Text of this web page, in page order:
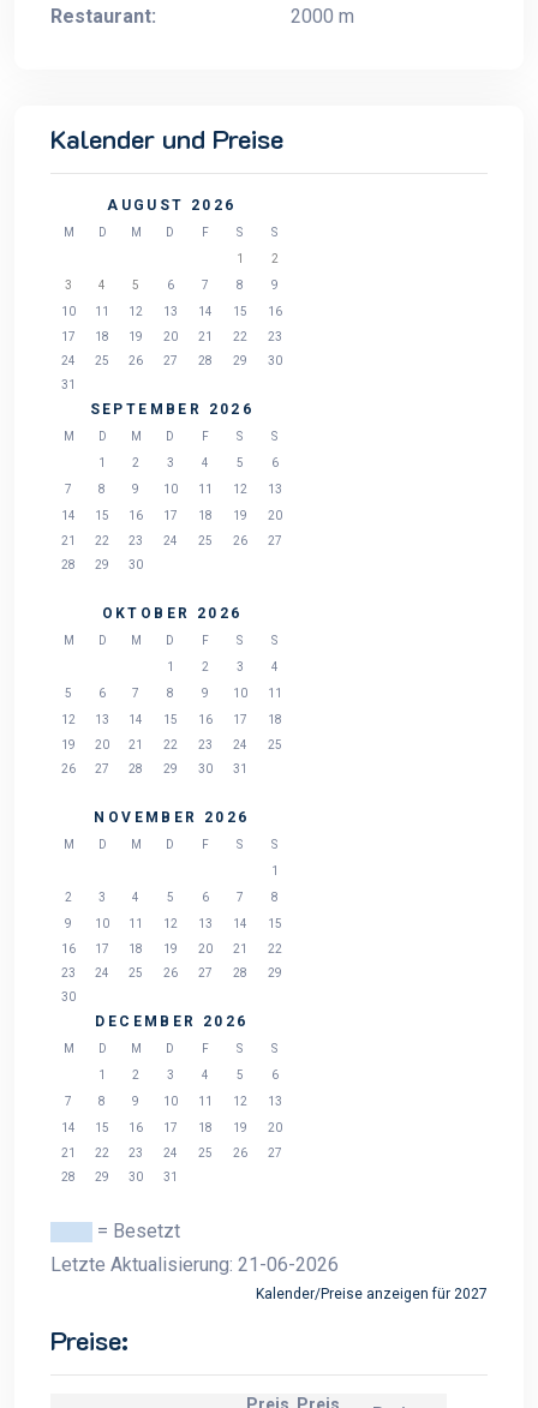
Restaurant: 2000 m
Kalender und Preise
AUGUST 2026
M D M D F S
S
1
2
3
4 5 6 7 8
9
10
11 12 13 14 15
16
17
18 19 20 21 22
23
24
25 26 27 28 29
30
31
SEPTEMBER 2026
M D M D F S
S
1
2 3 4 5
6
7
8 9 10 11 12
13
14
15 16 17 18 19
20
21
22 23 24 25 26
27
28
29 30
OKTOBER 2026
M D M D F S
S
1
2 3
4
5
6 7 8 9 10
11
12
13 14 15 16 17
18
19
20 21 22 23 24
25
26
27 28 29 30 31
NOVEMBER 2026
M D M D F S
S
1
2
3 4 5 6 7
8
9
10 11 12 13 14
15
16
17 18 19 20 21
22
23
24 25 26 27 28
29
30
DECEMBER 2026
M D M D F S
S
1
2 3 4 5
6
7
8 9 10 11 12
13
14
15 16 17 18 19
20
21
22 23 24 25 26
27
28
29 30 31
= Besetzt
Letzte Aktualisierung: 21-06-2026
Kalender/Preise anzeigen für 2027
Preise: